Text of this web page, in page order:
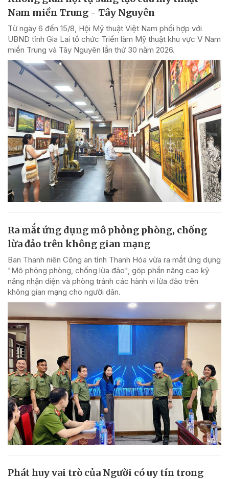
Nam miền Trung - Tây Nguyên
Từ ngày 6 đến 15/8, Hội Mỹ thuật Việt Nam phối hợp với
UBND tỉnh Gia Lai tổ chức Triển lãm Mỹ thuật khu vực V Nam
miền Trung và Tây Nguyên lần thứ 30 năm 2026.
Ra mắt ứng dụng mô phỏng phòng, chống
lừa đảo trên không gian mạng
Ban Thanh niên Công an tỉnh Thanh Hóa vừa ra mắt ứng dụng
"Mô phỏng phòng, chống lừa đảo", góp phần nâng cao kỹ
năng nhận diện và phòng tránh các hành vi lừa đảo trên
không gian mạng cho người dân.
Phát huy vai trò của Người có uy tín trong